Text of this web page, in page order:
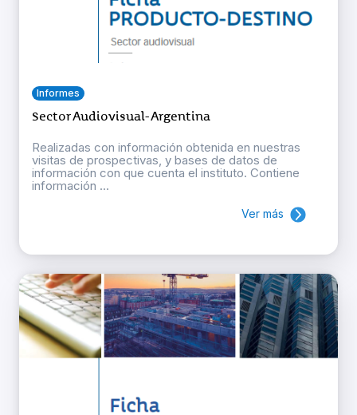
Informes
Sector Audiovisual- Argentina
Realizadas con información obtenida en nuestras
visitas de prospectivas, y bases de datos de
información con que cuenta el instituto. Contiene
información ...
Ver más